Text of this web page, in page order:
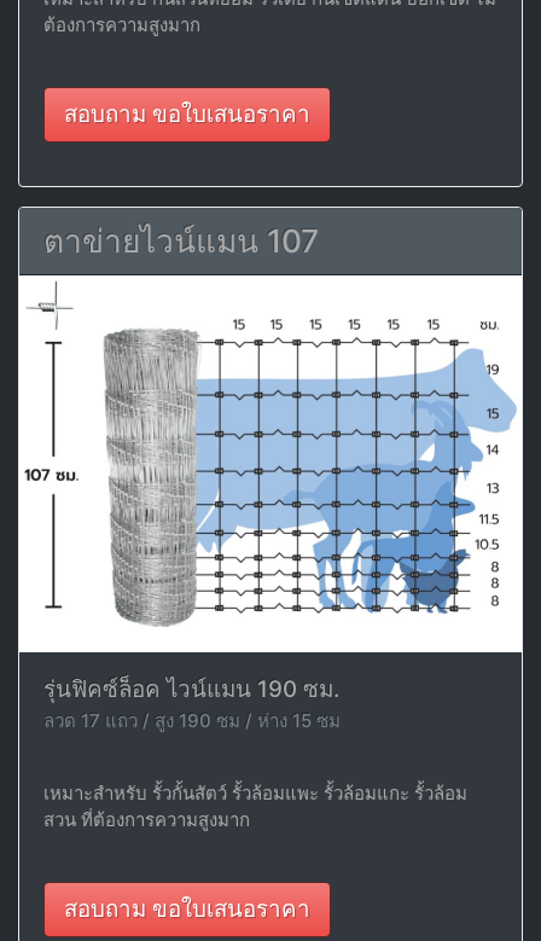
ต้องการความสูงมาก
สอบถาม ขอใบเสนอราคา
ตาข่ายไวน์แมน 107
รุ่นฟิคซ์ล็อค ไวน์แมน 190 ซม.
ลวด 17 แถว / สูง 190 ซม / ห่าง 15 ซม
เหมาะสำหรับ รั้วกั้นสัตว์ รั้วล้อมแพะ รั้วล้อมแกะ รั้วล้อม
สวน ที่ต้องการความสูงมาก
สอบถาม ขอใบเสนอราคา